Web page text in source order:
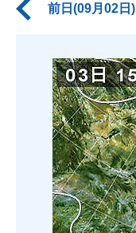
前日(09月02日)